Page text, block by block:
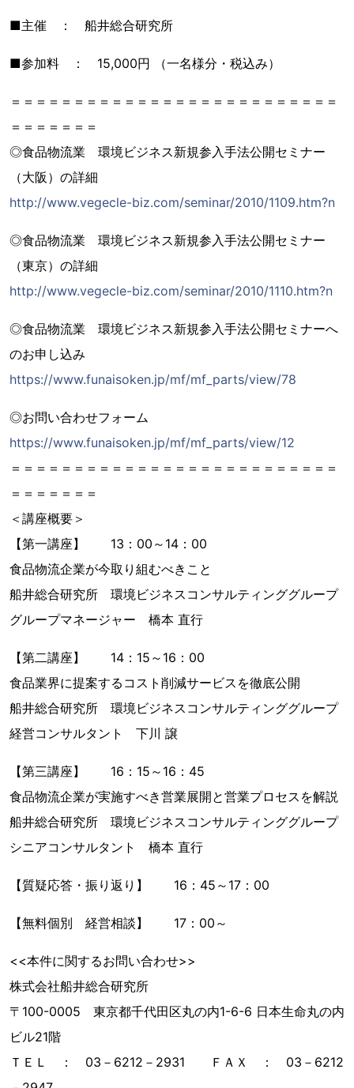
■主催 ： 船井総合研究所
■参加料 ： 15,000円 （一名様分・税込み）
＝＝＝＝＝＝＝＝＝＝＝＝＝＝＝＝＝＝＝＝＝＝＝＝＝＝
＝＝＝＝＝＝＝
◎食品物流業 環境ビジネス新規参入手法公開セミナー
（大阪）の詳細
http://www.vegecle-biz.com/seminar/2010/1109.htm?n
◎食品物流業 環境ビジネス新規参入手法公開セミナー
（東京）の詳細
http://www.vegecle-biz.com/seminar/2010/1110.htm?n
◎食品物流業 環境ビジネス新規参入手法公開セミナーへ
のお申し込み
https://www.funaisoken.jp/mf/mf_parts/view/78
◎お問い合わせフォーム
https://www.funaisoken.jp/mf/mf_parts/view/12
＝＝＝＝＝＝＝＝＝＝＝＝＝＝＝＝＝＝＝＝＝＝＝＝＝＝
＝＝＝＝＝＝＝
＜講座概要＞
【第一講座】 13：00～14：00
食品物流企業が今取り組むべきこと
船井総合研究所 環境ビジネスコンサルティンググループ
グループマネージャー 橋本 直行
【第二講座】 14：15～16：00
食品業界に提案するコスト削減サービスを徹底公開
船井総合研究所 環境ビジネスコンサルティンググループ
経営コンサルタント 下川 譲
【第三講座】 16：15～16：45
食品物流企業が実施すべき営業展開と営業プロセスを解説
船井総合研究所 環境ビジネスコンサルティンググループ
シニアコンサルタント 橋本 直行
【質疑応答・振り返り】 16：45～17：00
【無料個別 経営相談】 17：00～
<<本件に関するお問い合わせ>>
株式会社船井総合研究所
〒100-0005 東京都千代田区丸の内1-6-6 日本生命丸の内
ビル21階
ＴＥＬ ： 03－6212－2931 ＦＡＸ ： 03－6212